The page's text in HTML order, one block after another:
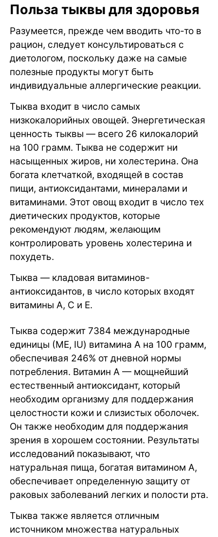
Польза тыквы для здоровья
Разумеется, прежде чем вводить что-то в
рацион, следует консультироваться с
диетологом, поскольку даже на самые
полезные продукты могут быть
индивидуальные аллергические реакции.
Тыква входит в число самых
низкокалорийных овощей. Энергетическая
ценность тыквы — всего 26 килокалорий
на 100 грамм. Тыква не содержит ни
насыщенных жиров, ни холестерина. Она
богата клетчаткой, входящей в состав
пищи, антиоксидантами, минералами и
витаминами. Этот овощ входит в число тех
диетических продуктов, которые
рекомендуют людям, желающим
контролировать уровень холестерина и
похудеть.
Тыква — кладовая витаминов-
антиоксидантов, в число которых входят
витамины A, C и E.
Тыква содержит 7384 международные
единицы (МЕ, IU) витамина A на 100 грамм,
обеспечивая 246% от дневной нормы
потребления. Витамин A — мощнейший
естественный антиоксидант, который
необходим организму для поддержания
целостности кожи и слизистых оболочек.
Он также необходим для поддержания
зрения в хорошем состоянии. Результаты
исследований показывают, что
натуральная пища, богатая витамином A,
обеспечивает определенную защиту от
раковых заболеваний легких и полости рта.
Тыква также является отличным
источником множества натуральных